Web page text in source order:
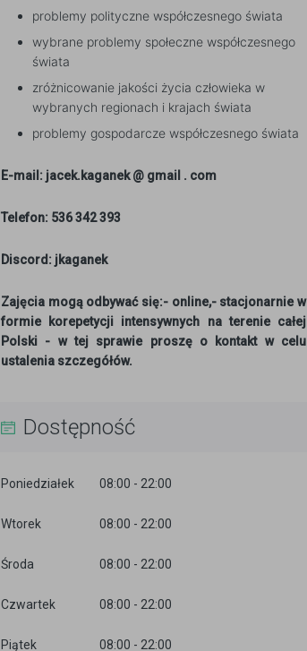
problemy polityczne współczesnego świata
wybrane problemy społeczne współczesnego
świata
zróżnicowanie jakości życia człowieka w
wybranych regionach i krajach świata
problemy gospodarcze współczesnego świata
E-mail: jacek.kaganek @ gmail . com
Telefon: 536 342 393
Discord: jkaganek
Zajęcia mogą odbywać się:- online,- stacjonarnie w
formie korepetycji intensywnych na terenie całej
Polski - w tej sprawie proszę o kontakt w celu
ustalenia szczegółów.
Dostępność
Poniedziałek 08:00 - 22:00
Wtorek 08:00 - 22:00
Środa 08:00 - 22:00
Czwartek 08:00 - 22:00
Piątek 08:00 - 22:00